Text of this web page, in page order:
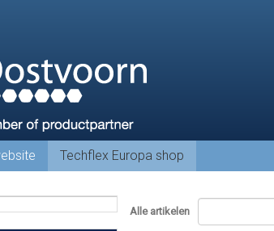
Techflex Europa shop
Alle artikelen